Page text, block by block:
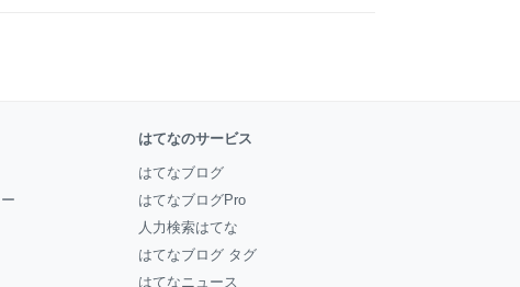
はてなのサービス
はてなブログ
はてなブログPro
人力検索はてな
はてなブログ タグ
はてなニュース